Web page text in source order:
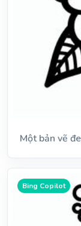
Một bản vẽ
Bing Copilot